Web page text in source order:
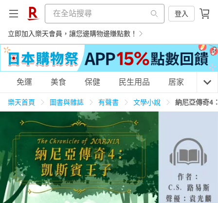
登入
立即加入樂天會員，讓您邊購物邊賺點數！
購物網分類
天天免運 美食蛋糕 養生保健
居家生活 3C家電 運動休閒 親子玩具
免運 美食 保健 民生用品 居家 3C
樂天首頁 圖書與雜誌 有聲書 文學小說 納尼亞傳奇4